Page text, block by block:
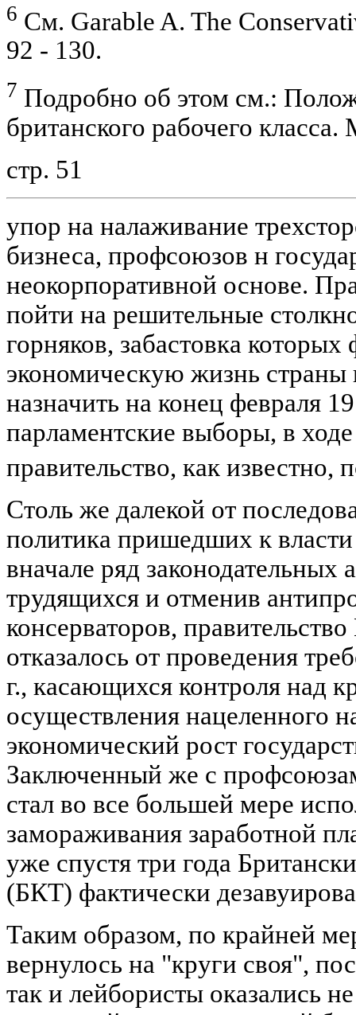
6 См. Garable A. The
92 - 130.
7 Подробно об этом см.:
британского рабочего
стр. 51
упор на налаживание
бизнеса, профсоюзов н
неокорпоративной основе.
пойти на решительные
горняков, забастовка
экономическую жизнь
назначить на конец февраля
парламентские выборы, в
правительство, как известно,
Столь же далекой от
политика пришедших к
вначале ряд законодательных
трудящихся и отменив
консерваторов,
отказалось от проведения
г., касающихся контроля над
осуществления нацеленного
экономический рост
Заключенный же с
стал во все большей мере
замораживания заработной
уже спустя три года
(БКТ) фактически
Таким образом, по крайней
вернулось на "круги своя",
так и лейбористы оказались